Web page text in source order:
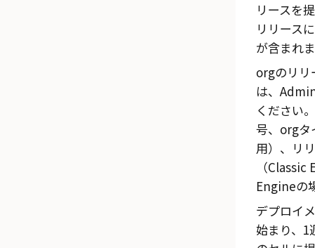
リースを
リリース
が含まれ
orgのリリ
は、
ください
号、orgタ
用）、リ
（Classic
Engineの
デプロイ
始まり、1